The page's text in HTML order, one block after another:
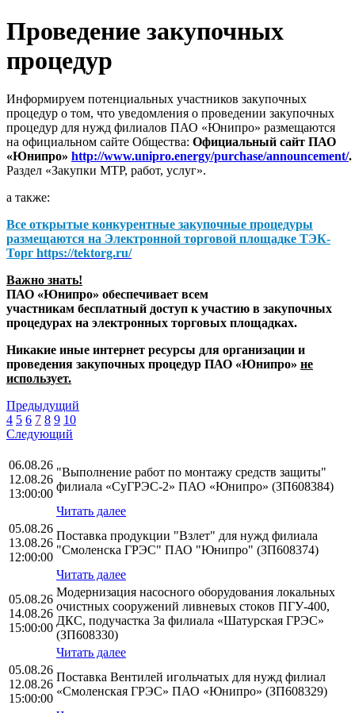
Проведение закупочных
процедур
Информируем потенциальных участников закупочных
процедур о том, что уведомления о проведении закупочных
процедур для нужд филиалов ПАО «Юнипро» размещаются
на официальном сайте Общества: Официальный сайт ПАО
«Юнипро» http://www.unipro.energy/purchase/announcement/.
Раздел «Закупки МТР, работ, услуг».
а также:
Все открытые конкурентные закупочные процедуры
размещаются на Электронной торговой площадке ТЭК-
Торг https://tektorg.ru/
Важно знать!
ПАО «Юнипро» обеспечивает всем
участникам бесплатный доступ к участию в закупочных
процедурах на электронных торговых площадках.
Никакие иные интернет ресурсы для организации и
проведения закупочных процедур ПАО «Юнипро» не
использует.
Предыдущий
4 5 6 7 8 9 10
Следующий
06.08.26
12.08.26
13:00:00
"Выполнение работ по монтажу средств защиты"
филиала «СуГРЭС-2» ПАО «Юнипро» (ЗП608384)
Читать далее
05.08.26
13.08.26
12:00:00
Поставка продукции "Взлет" для нужд филиала
"Смоленска ГРЭС" ПАО "Юнипро" (ЗП608374)
Читать далее
05.08.26
14.08.26
15:00:00
Модернизация насосного оборудования локальных
очистных сооружений ливневых стоков ПГУ-400,
ДКС, подучастка 3а филиала «Шатурская ГРЭС»
(ЗП608330)
Читать далее
05.08.26
12.08.26
15:00:00
Поставка Вентилей игольчатых для нужд филиал
«Смоленская ГРЭС» ПАО «Юнипро» (ЗП608329)